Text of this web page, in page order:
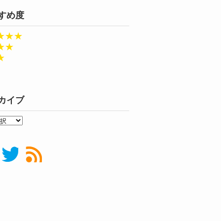
め度
イブ